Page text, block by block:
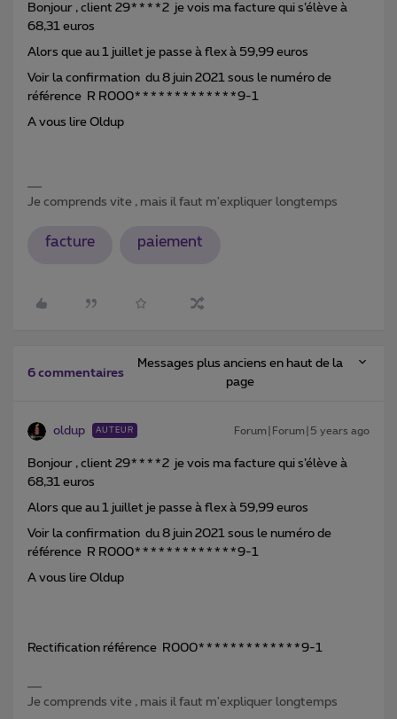
Bonjour , client 29****2 je vois ma facture qui s’élève à
68,31 euros
Alors que au 1 juillet je passe à flex à 59,99 euros
Voir la confirmation du 8 juin 2021 sous le numéro de
référence R R000*************9-1
A vous lire Oldup
Je comprends vite , mais il faut m'expliquer longtemps
facture paiement
6 commentaires
Messages plus anciens en haut de la
page
oldup AUTEUR Forum|Forum|5 years ago
Bonjour , client 29****2 je vois ma facture qui s’élève à
68,31 euros
Alors que au 1 juillet je passe à flex à 59,99 euros
Voir la confirmation du 8 juin 2021 sous le numéro de
référence R R000*************9-1
A vous lire Oldup
Rectification référence R000*************9-1
Je comprends vite , mais il faut m'expliquer longtemps